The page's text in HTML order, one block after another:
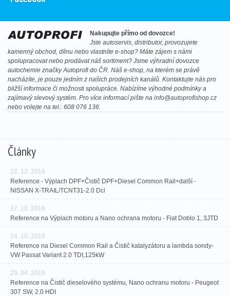
Nakupujte přímo od dovozce!
Jste autoservis, distributor, provozujete
kamenný obchod, dílnu nebo vlastníte e-shop? Máte zájem s námi
spolupracovat nebo prodávat náš sortiment? Jsme výhradní dovozce
autochemie značky Autoprofi do ČR. Náš e-shop, na kterém se právě
nacházíte, je pouze jedním z našich prodejních kanálů. Kontaktujte nás pro
bližší informace či možnosti spolupráce. Nabízíme výhodné podmínky a
zajímavý slevový systém. Pro více informací pište na info@autoprofishop.cz
nebo volejte na tel.: 608 076 136.
Články
22. 12. 2016
Reference - Výplach DPF+Čistič DPF+Diesel Common Rail+další -
NISSAN X-TRAIL/TCNT31-2.0 Dci
17. 10. 2016
Reference na Výplach motoru a Nano ochrana motoru - Fiat Doblo 1, 3JTD
14. 10. 2016
Reference na Diesel Common Rail a Čistič katalyzátoru a lambda sondy-
VW Passat Variant 2.0 TDI,125kW
29. 04. 2016
Reference na Čistič dieselového systému, Nano ochranu motoru - Peugeot
307 SW, 2.0 HDI